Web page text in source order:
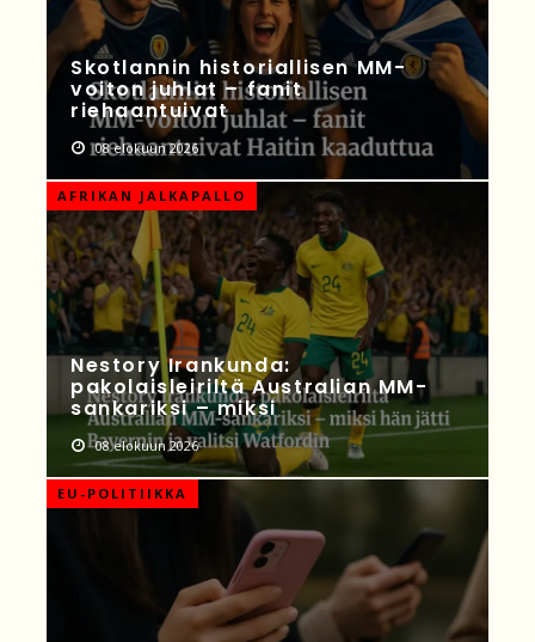
Skotlannin historiallisen MM-
voiton juhlat – fanit
riehaantuivat
08 elokuun 2026
AFRIKAN JALKAPALLO
Nestory Irankunda:
pakolaisleiriltä Australian MM-
sankariksi – miksi
08 elokuun 2026
EU-POLITIIKKA